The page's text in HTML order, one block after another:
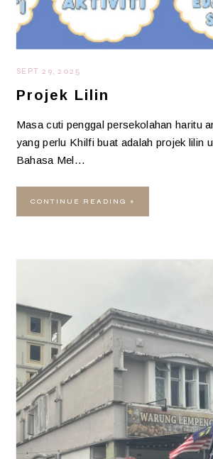
SEPT 29, 2025
Projek Lilin
Masa cuti penggal persekolahan haritu
yang perlu Khilfi buat adalah projek lilin
Bahasa Mel…
CONTINUE READING »